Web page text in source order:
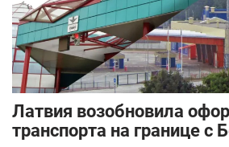
Латвия возобновила
транспорта на границе с